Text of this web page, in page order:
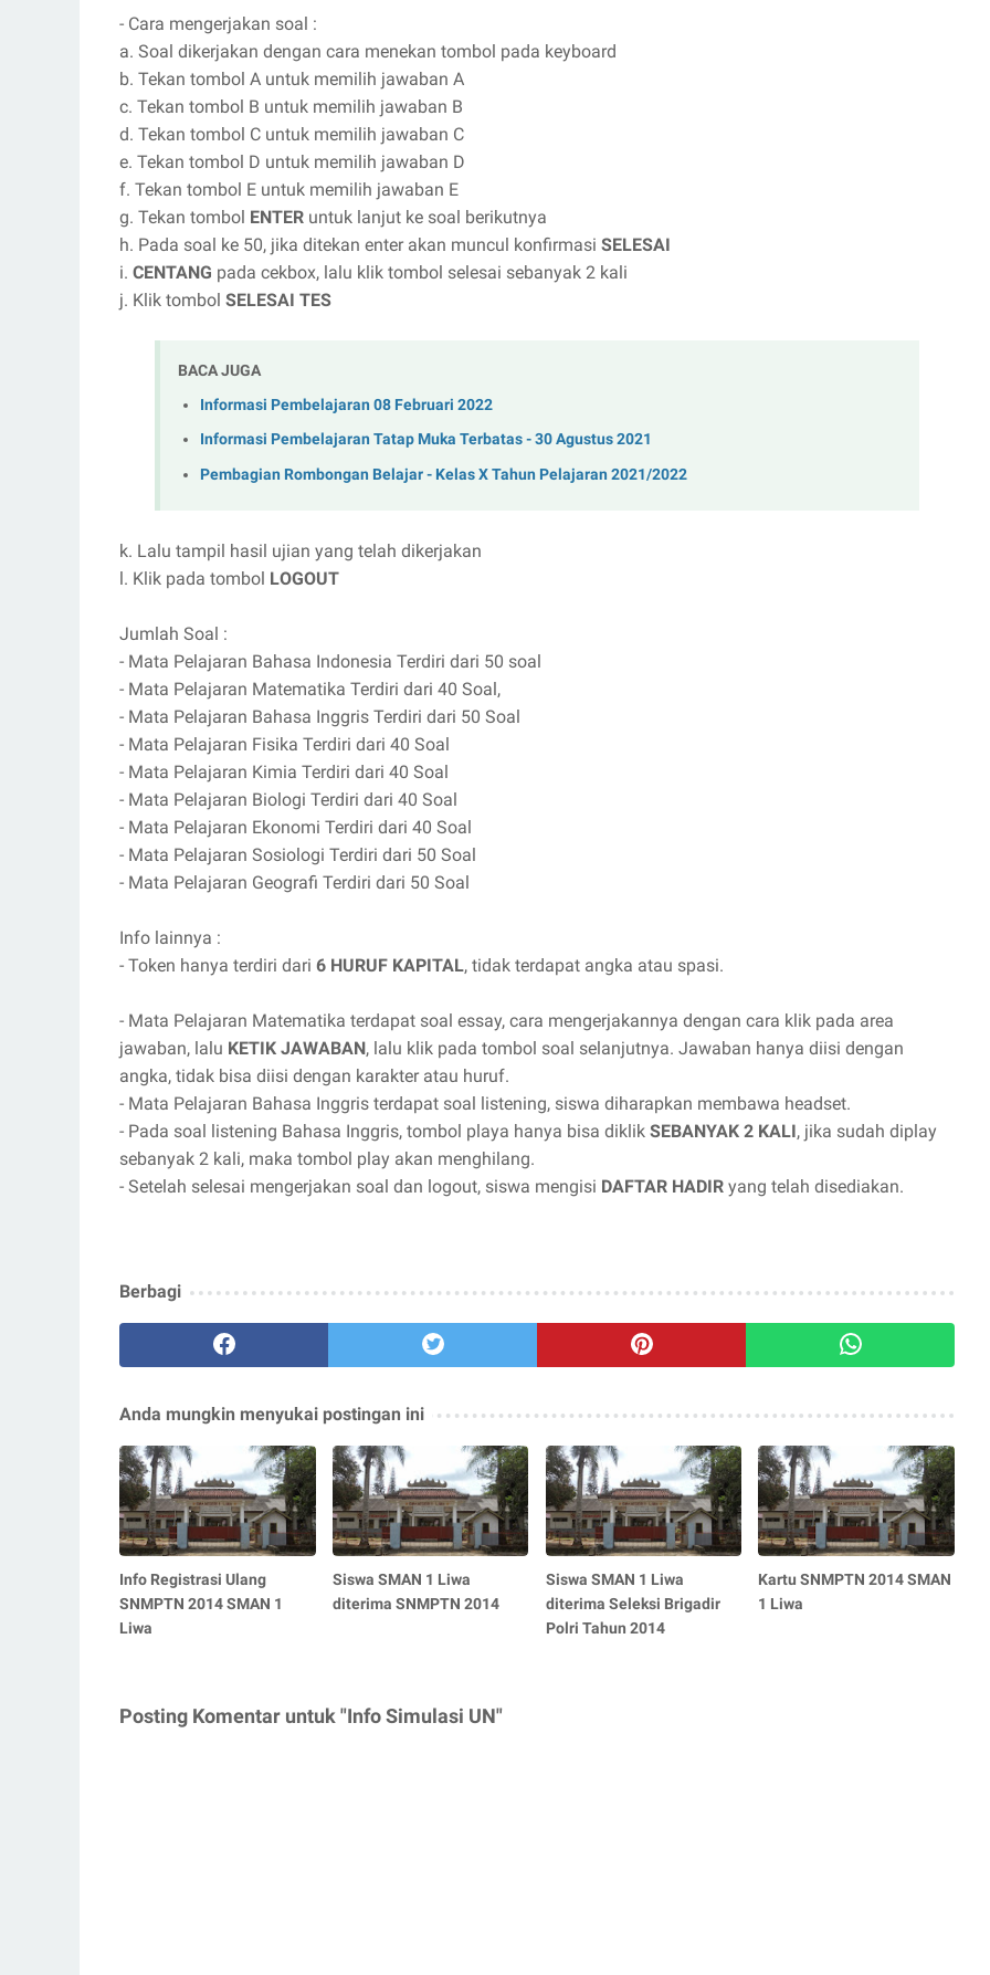
- Cara mengerjakan soal :
a. Soal dikerjakan dengan cara menekan tombol pada keyboard
b. Tekan tombol A untuk memilih jawaban A
c. Tekan tombol B untuk memilih jawaban B
d. Tekan tombol C untuk memilih jawaban C
e. Tekan tombol D untuk memilih jawaban D
f. Tekan tombol E untuk memilih jawaban E
g. Tekan tombol ENTER untuk lanjut ke soal berikutnya
h. Pada soal ke 50, jika ditekan enter akan muncul konfirmasi SELESAI
i. CENTANG pada cekbox, lalu klik tombol selesai sebanyak 2 kali
j. Klik tombol SELESAI TES
BACA JUGA
Informasi Pembelajaran 08 Februari 2022
Informasi Pembelajaran Tatap Muka Terbatas - 30 Agustus 2021
Pembagian Rombongan Belajar - Kelas X Tahun Pelajaran 2021/2022
k. Lalu tampil hasil ujian yang telah dikerjakan
l. Klik pada tombol LOGOUT
Jumlah Soal :
- Mata Pelajaran Bahasa Indonesia Terdiri dari 50 soal
- Mata Pelajaran Matematika Terdiri dari 40 Soal,
- Mata Pelajaran Bahasa Inggris Terdiri dari 50 Soal
- Mata Pelajaran Fisika Terdiri dari 40 Soal
- Mata Pelajaran Kimia Terdiri dari 40 Soal
- Mata Pelajaran Biologi Terdiri dari 40 Soal
- Mata Pelajaran Ekonomi Terdiri dari 40 Soal
- Mata Pelajaran Sosiologi Terdiri dari 50 Soal
- Mata Pelajaran Geografi Terdiri dari 50 Soal
Info lainnya :
- Token hanya terdiri dari 6 HURUF KAPITAL, tidak terdapat angka atau spasi.
- Mata Pelajaran Matematika terdapat soal essay, cara mengerjakannya dengan cara klik pada area
jawaban, lalu KETIK JAWABAN, lalu klik pada tombol soal selanjutnya. Jawaban hanya diisi dengan
angka, tidak bisa diisi dengan karakter atau huruf.
- Mata Pelajaran Bahasa Inggris terdapat soal listening, siswa diharapkan membawa headset.
- Pada soal listening Bahasa Inggris, tombol playa hanya bisa diklik SEBANYAK 2 KALI, jika sudah diplay
sebanyak 2 kali, maka tombol play akan menghilang.
- Setelah selesai mengerjakan soal dan logout, siswa mengisi DAFTAR HADIR yang telah disediakan.
Berbagi
Anda mungkin menyukai postingan ini
Info Registrasi Ulang
SNMPTN 2014 SMAN 1
Liwa
Siswa SMAN 1 Liwa
diterima SNMPTN 2014
Siswa SMAN 1 Liwa
diterima Seleksi Brigadir
Polri Tahun 2014
Kartu SNMPTN 2014 SMAN
1 Liwa
Posting Komentar untuk "Info Simulasi UN"